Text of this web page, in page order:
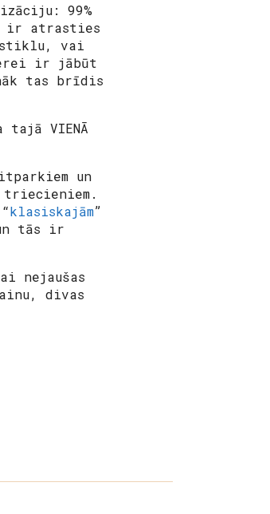
99%
ir atrasties
stiklu, vai
ir jābūt
tas brīdis
VIENĀ
un
klasiskajām”
tās ir
nejaušas
divas